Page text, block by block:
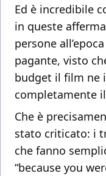
Ed è incredibile
in queste
persone
pagante, visto
budget il film ne
completamente
Che è
stato criticato: i
che fanno
“because you